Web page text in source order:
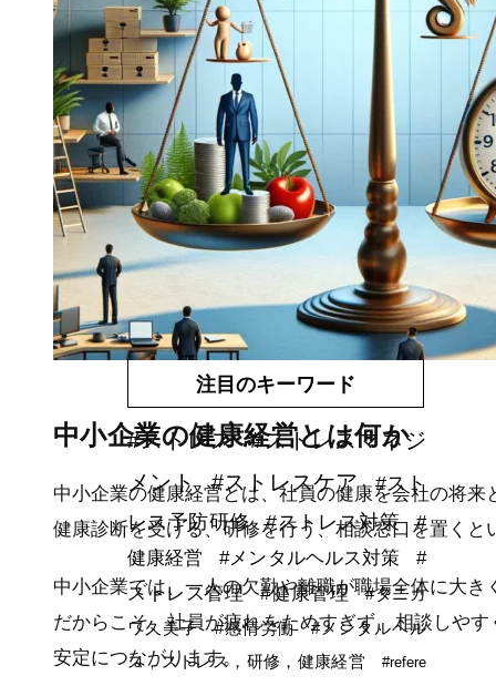
中小企業の健康経営とは何か
中小企業の健康経営とは、社員の健康を会社の将
健康診断を受ける、研修を行う、相談窓口を置く
中小企業では、一人の欠勤や離職が職場全体に大き
だからこそ、社員が疲れをためすぎず、相談しや
安定につながります。
働き方 × 健康支援
労働安全衛生
在宅勤務者のストレス支援
大学研究連携・学術講演実績
女性従業員の健康支援
感情労働ストレス
月刊誌連載・専門寄稿
熱中症対策
研修・セミナー
階層別ヘルスリテラシー（新人・若手・中
堅・ベテラン）
注目のキーワード
#ストレス
#ストレスマネジ
メント
#ストレスケア
#スト
レス予防研修
#ストレス対策
#
健康経営
#メンタルヘルス対策
#
ストレス管理
#健康管理
#タニカ
ワ久美子
#感情労働
#メンタルヘル
ス，ストレス，研修，健康経営
#refere